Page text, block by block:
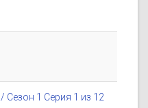
Сезон 1 Серия 1 из 12